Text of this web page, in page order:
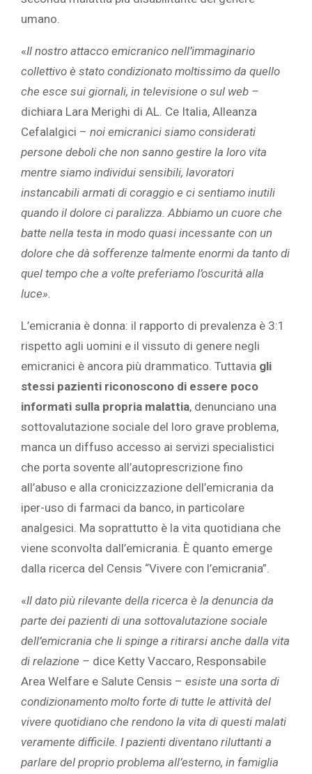
umano.
«Il nostro attacco emicranico nell’immaginario
collettivo è stato condizionato moltissimo da quello
che esce sui giornali, in televisione o sul web –
dichiara Lara Merighi di AL. Ce Italia, Alleanza
Cefalalgici – noi emicranici siamo considerati
persone deboli che non sanno gestire la loro vita
mentre siamo individui sensibili, lavoratori
instancabili armati di coraggio e ci sentiamo inutili
quando il dolore ci paralizza. Abbiamo un cuore che
batte nella testa in modo quasi incessante con un
dolore che dà sofferenze talmente enormi da tanto di
quel tempo che a volte preferiamo l’oscurità alla
luce».
L’emicrania è donna: il rapporto di prevalenza è 3:1
rispetto agli uomini e il vissuto di genere negli
emicranici è ancora più drammatico. Tuttavia gli
stessi pazienti riconoscono di essere poco
informati sulla propria malattia, denunciano una
sottovalutazione sociale del loro grave problema,
manca un diffuso accesso ai servizi specialistici
che porta sovente all’autoprescrizione fino
all’abuso e alla cronicizzazione dell’emicrania da
iper-uso di farmaci da banco, in particolare
analgesici. Ma soprattutto è la vita quotidiana che
viene sconvolta dall’emicrania. È quanto emerge
dalla ricerca del Censis “Vivere con l’emicrania”.
«Il dato più rilevante della ricerca è la denuncia da
parte dei pazienti di una sottovalutazione sociale
dell’emicrania che li spinge a ritirarsi anche dalla vita
di relazione – dice Ketty Vaccaro, Responsabile
Area Welfare e Salute Censis – esiste una sorta di
condizionamento molto forte di tutte le attività del
vivere quotidiano che rendono la vita di questi malati
veramente difficile. I pazienti diventano riluttanti a
parlare del proprio problema all’esterno, in famiglia